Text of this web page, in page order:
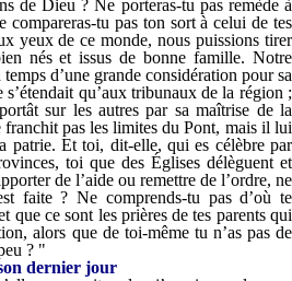
de Dieu ? Ne porteras-tu pas remède à
compareras-tu pas ton sort à celui de tes
yeux de ce monde, nous puissions tirer
nés et issus de bonne famille. Notre
d’une grande considération pour sa
qu’aux tribunaux de la région ;
sur les autres par sa maîtrise de la
franchit pas les limites du Pont, mais il lui
patrie. Et toi, dit-elle, qui es célèbre par
toi que des Églises délèguent et
de l’aide ou remettre de l’ordre, ne
faite ? Ne comprends-tu pas d’où te
que ce sont les prières de tes parents qui
alors que de toi-même tu n’as pas de
? "
dernier jour